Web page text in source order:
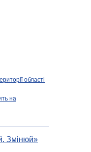
області
на
Змінюй»